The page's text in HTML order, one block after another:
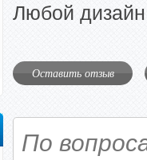
Любой
Оставить отзыв
По